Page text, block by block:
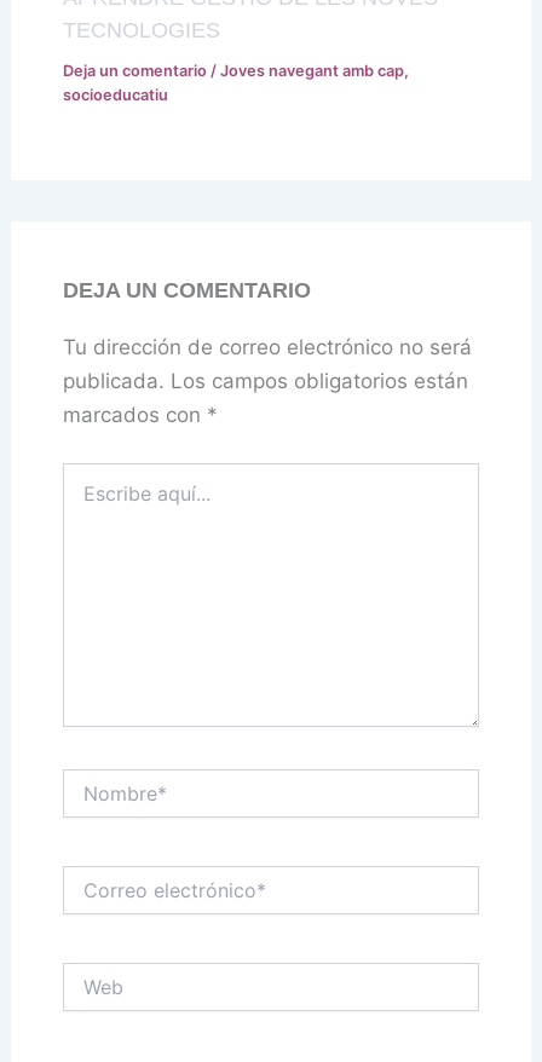
TECNOLOGIES
Deja un comentario / Joves navegant amb cap,
socioeducatiu
DEJA UN COMENTARIO
Tu dirección de correo electrónico no será
publicada. Los campos obligatorios están
marcados con *
aquí...
electrónico*